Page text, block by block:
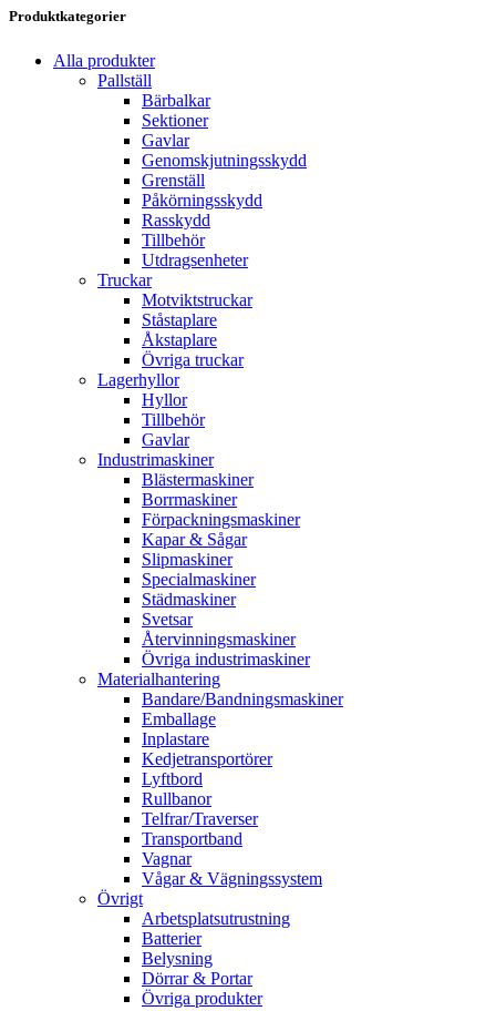
Produktkategorier
Alla produkter
Pallställ
Bärbalkar
Sektioner
Gavlar
Genomskjutningsskydd
Grenställ
Påkörningsskydd
Rasskydd
Tillbehör
Utdragsenheter
Truckar
Motviktstruckar
Ståstaplare
Åkstaplare
Övriga truckar
Lagerhyllor
Hyllor
Tillbehör
Gavlar
Industrimaskiner
Blästermaskiner
Borrmaskiner
Förpackningsmaskiner
Kapar & Sågar
Slipmaskiner
Specialmaskiner
Städmaskiner
Svetsar
Återvinningsmaskiner
Övriga industrimaskiner
Materialhantering
Bandare/Bandningsmaskiner
Emballage
Inplastare
Kedjetransportörer
Lyftbord
Rullbanor
Telfrar/Traverser
Transportband
Vagnar
Vågar & Vägningssystem
Övrigt
Arbetsplatsutrustning
Batterier
Belysning
Dörrar & Portar
Övriga produkter